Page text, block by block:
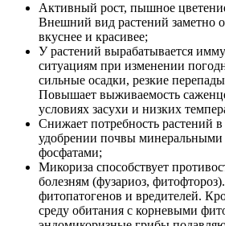
Активный рост, пышное
Внешний вид растений заметно
вкуснее и красивее;
У растений вырабатывается
ситуациям при изменении
сильные осадки, резкие
Повышает выживаемость
условиях засухи и низких
Снижает потребность растений
удобрении почвы минеральными
фосфатами;
Микориза способствует
болезням (фузариоз,
фитопатогенов и вредителей.
среду обитания с корневыми